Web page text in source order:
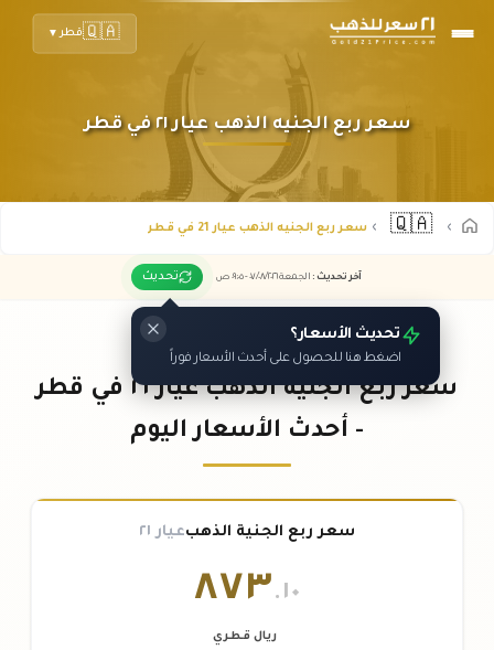
🇶🇦قطر▼
سعر ربع الجنيه الذهب عيار ٢١ في قطر
🇶🇦 سعر ربع الجنيه الذهب عيار 21 في قطر
آخر تحديث : الجمعة ٠٧ /٠٨/٢٠٢٦ - ٠٩:٠٥ ص تحديث
تحديث الأسعار؟
اضغط هنا للحصول على أحدث الأسعار فوراً
سعر ربع الجنيه الذهب عيار ٢١ في قطر
- أحدث الأسعار اليوم
سعر ربع الجنية الذهبعيار ٢١
٨٧٣.١٠
ريال قطري